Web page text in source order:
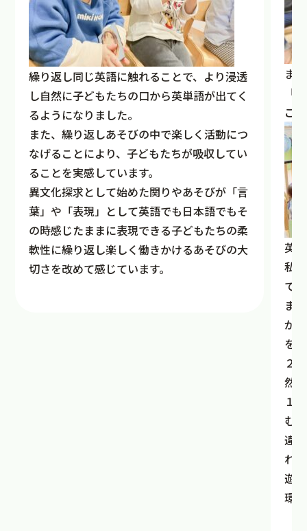
繰り返し同じ英語に触れることで、より浸透
し自然に子どもたちの口から英単語が出てく
るようになりました。
また、繰り返しあそびの中で楽しく活動につ
なげることにより、子どもたちが吸収してい
ることを実感しています。
異文化探求として始めた関りやあそびが「言
葉」や「表現」として英語でも日本語でもそ
の時感じたままに表現できる子どもたちの柔
軟性に繰り返し楽しく働きかけるあそびの大
切さを改めて感じています。
ま
「
こ
英
私
で
ま
が
を
２
然
１
む
違
れ
遊
環